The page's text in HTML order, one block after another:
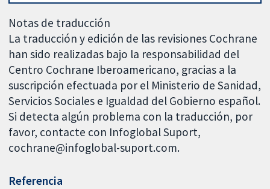
Notas de traducción
La traducción y edición de las revisiones Cochrane
han sido realizadas bajo la responsabilidad del
Centro Cochrane Iberoamericano, gracias a la
suscripción efectuada por el Ministerio de Sanidad,
Servicios Sociales e Igualdad del Gobierno español.
Si detecta algún problema con la traducción, por
favor, contacte con Infoglobal Suport,
cochrane@infoglobal-suport.com.
Referencia